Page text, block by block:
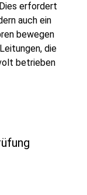
erfordert
auch ein
bewegen
die
betrieben